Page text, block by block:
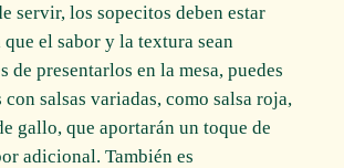
servir, los sopecitos deben estar
el sabor y la textura sean
de presentarlos en la mesa, puedes
salsas variadas, como salsa roja,
gallo, que aportarán un toque de
adicional. También es